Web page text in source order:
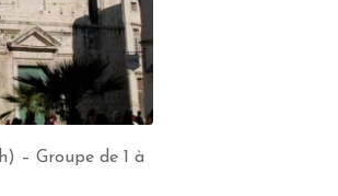
– Groupe de 1 à